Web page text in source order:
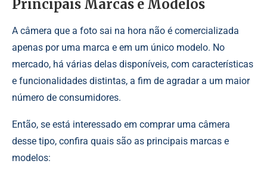
Principais Marcas e Modelos
A câmera que a foto sai na hora não é comercializada
apenas por uma marca e em um único modelo. No
mercado, há várias delas disponíveis, com características
e funcionalidades distintas, a fim de agradar a um maior
número de consumidores.
Então, se está interessado em comprar uma câmera
desse tipo, confira quais são as principais marcas e
modelos: